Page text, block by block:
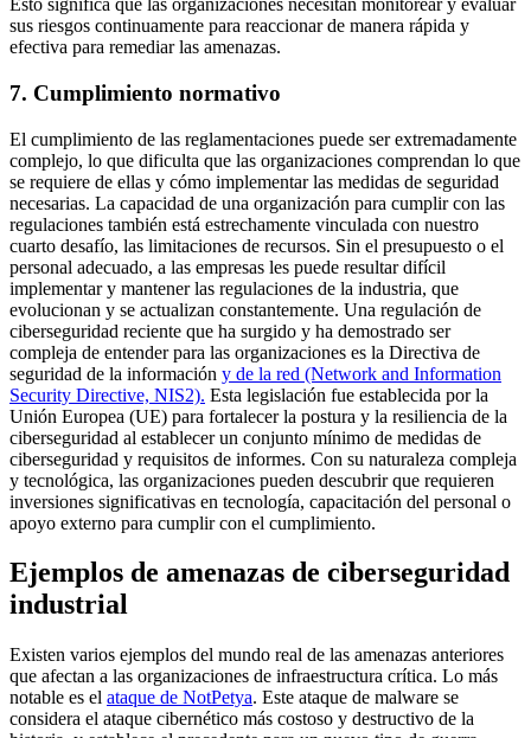
Esto significa que las organizaciones necesitan monitorear y evaluar
sus riesgos continuamente para reaccionar de manera rápida y
efectiva para remediar las amenazas.
7. Cumplimiento normativo
El cumplimiento de las reglamentaciones puede ser extremadamente
complejo, lo que dificulta que las organizaciones comprendan lo que
se requiere de ellas y cómo implementar las medidas de seguridad
necesarias. La capacidad de una organización para cumplir con las
regulaciones también está estrechamente vinculada con nuestro
cuarto desafío, las limitaciones de recursos. Sin el presupuesto o el
personal adecuado, a las empresas les puede resultar difícil
implementar y mantener las regulaciones de la industria, que
evolucionan y se actualizan constantemente. Una regulación de
ciberseguridad reciente que ha surgido y ha demostrado ser
compleja de entender para las organizaciones es la Directiva de
seguridad de la información y de la red (Network and Information
Security Directive, NIS2). Esta legislación fue establecida por la
Unión Europea (UE) para fortalecer la postura y la resiliencia de la
ciberseguridad al establecer un conjunto mínimo de medidas de
ciberseguridad y requisitos de informes. Con su naturaleza compleja
y tecnológica, las organizaciones pueden descubrir que requieren
inversiones significativas en tecnología, capacitación del personal o
apoyo externo para cumplir con el cumplimiento.
Ejemplos de amenazas de ciberseguridad
industrial
Existen varios ejemplos del mundo real de las amenazas anteriores
que afectan a las organizaciones de infraestructura crítica. Lo más
notable es el ataque de NotPetya. Este ataque de malware se
considera el ataque cibernético más costoso y destructivo de la